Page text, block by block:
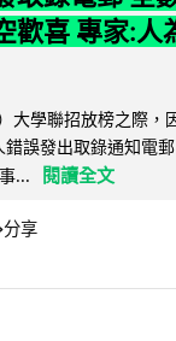
歡喜 專家:人
大學聯招放榜之際，
誤發出取錄通知電
...
閱讀全文
分享